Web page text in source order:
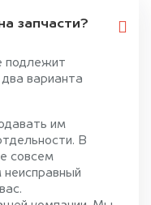
запчасти?
подлежит
варианта
им
В
совсем